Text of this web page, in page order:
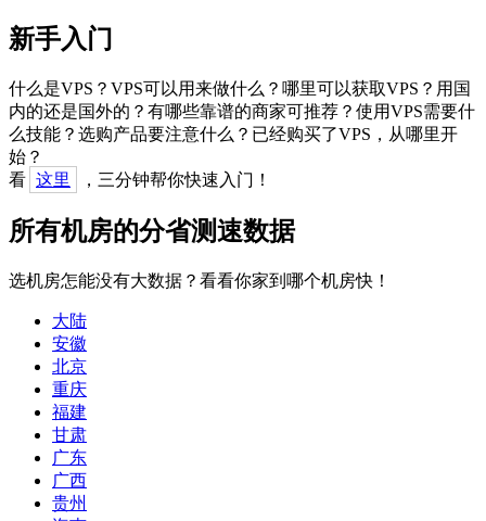
新手入门
什么是VPS？VPS可以用来做什么？哪里可以获取VPS？用国
内的还是国外的？有哪些靠谱的商家可推荐？使用VPS需要什
么技能？选购产品要注意什么？已经购买了VPS，从哪里开
始？
看 这里 ，三分钟帮你快速入门！
所有机房的分省测速数据
选机房怎能没有大数据？看看你家到哪个机房快！
大陆
安徽
北京
重庆
福建
甘肃
广东
广西
贵州